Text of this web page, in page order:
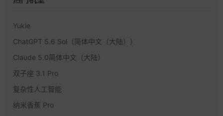
Yukie
ChatGPT 5.6 Sol（简体中文（大陆））
Claude 5.0简体中文（大陆）
双子座 3.1 Pro
复杂性人工智能
纳米香蕉 Pro